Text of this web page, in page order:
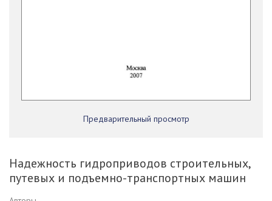
Предварительный просмотр
Надежность гидроприводов строительных,
путевых и подъемно-транспортных машин